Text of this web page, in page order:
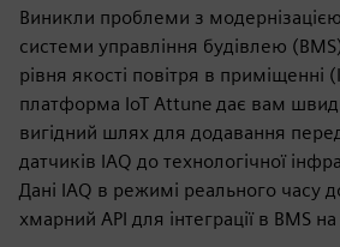
Виникли проблеми з
системи управління будівлею
рівня якості повітря в приміщенні
платформа IoT Attune дає вам
вигідний шлях для додавання
датчиків IAQ до технологічної
Дані IAQ в режимі реального часу
хмарний API для інтеграції в BMS на